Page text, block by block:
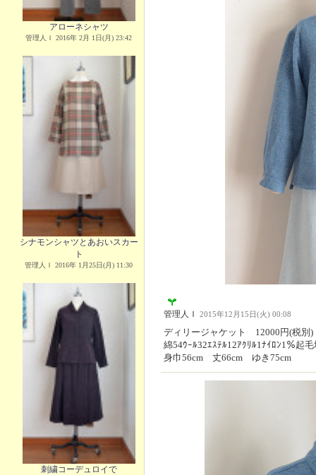
アローネシャツ
管理人Ｉ 2016年 2月 1日(月) 23:42
シナモンシャツとあおいスカー
ト
管理人Ｉ 2016年 1月25日(月) 11:30
刺繍コーデュロイで
管理人Ｉ 2015年12月15日(火) 00:08
ディリージャケット 12000円(税別)
綿54ｳｰﾙ32ｴｽﾃﾙ12ｱｸﾘﾙ1ﾅｲﾛﾝ1％起
身巾56cm 丈66cm ゆき75cm